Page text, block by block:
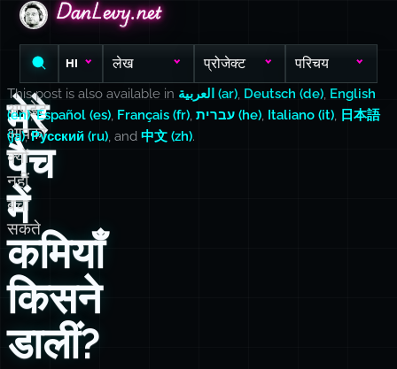
DanLevy.net
DanLevy.net
DanLevy.net
HI लेख प्रोजेक्ट परिचय
मेरे
पैच
में
कमियाँ
किसने
डालीं?
अपडेट
आपको
क्यों
नहीं
बचा
सकते
This post is also available in العربية (ar), Deutsch (de), English
(en),Español (es), Français (fr), עברית (he), Italiano (it), 日本語
(ja),Русский (ru), and 中文 (zh).